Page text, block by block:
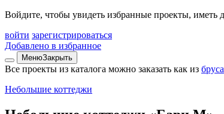
Войдите, чтобы увидеть избранные проекты, иметь
войти зарегистрироваться
Добавлено в избранное
МенюЗакрыть
Все проекты из каталога можно заказать как из бруса
Небольшие коттеджи